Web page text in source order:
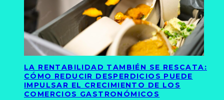
LA RENTABILIDAD TAMBIÉN SE RESCATA:
CÓMO REDUCIR DESPERDICIOS PUEDE
IMPULSAR EL CRECIMIENTO DE LOS
COMERCIOS GASTRONÓMICOS